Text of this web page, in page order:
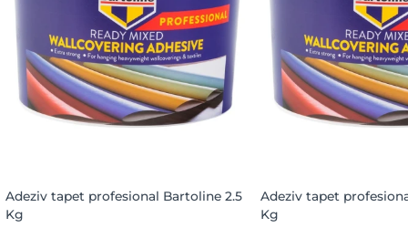
Adeziv tapet profesional Bartoline 2.5
Kg
Adeziv tapet
Kg